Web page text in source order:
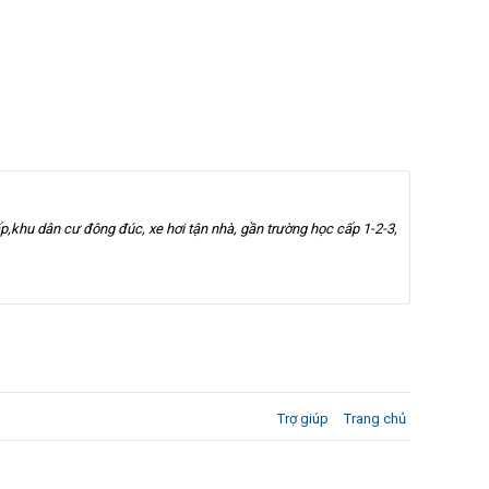
dân cư đông đúc, xe hơi tận nhà, gần trường học cấp 1-2-3,
Trợ giúp Trang chủ